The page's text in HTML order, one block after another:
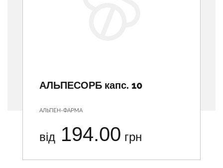
АЛЬПЕСОРБ капс. 10
АЛЬПЕН-ФАРМА
від 194.00 грн